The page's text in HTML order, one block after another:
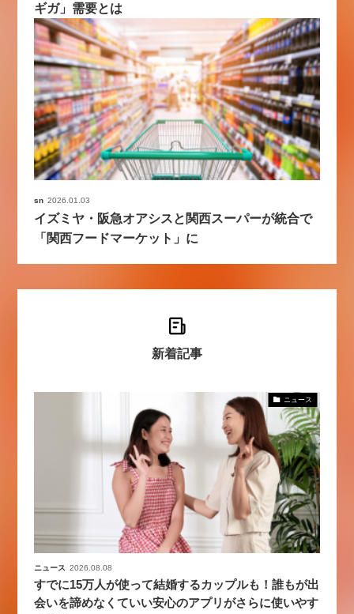
ギガ」需要とは
sn 2026.01.03
イズミヤ・阪急オアシスと関西スーパーが統合で
「関西フードマーケット」に
新着記事
ニュース
ニュース 2026.08.08
すでに15万人が使って結婚するカップルも！誰もが出
会いを諦めなくていい安心のアプリがさらに使いやす